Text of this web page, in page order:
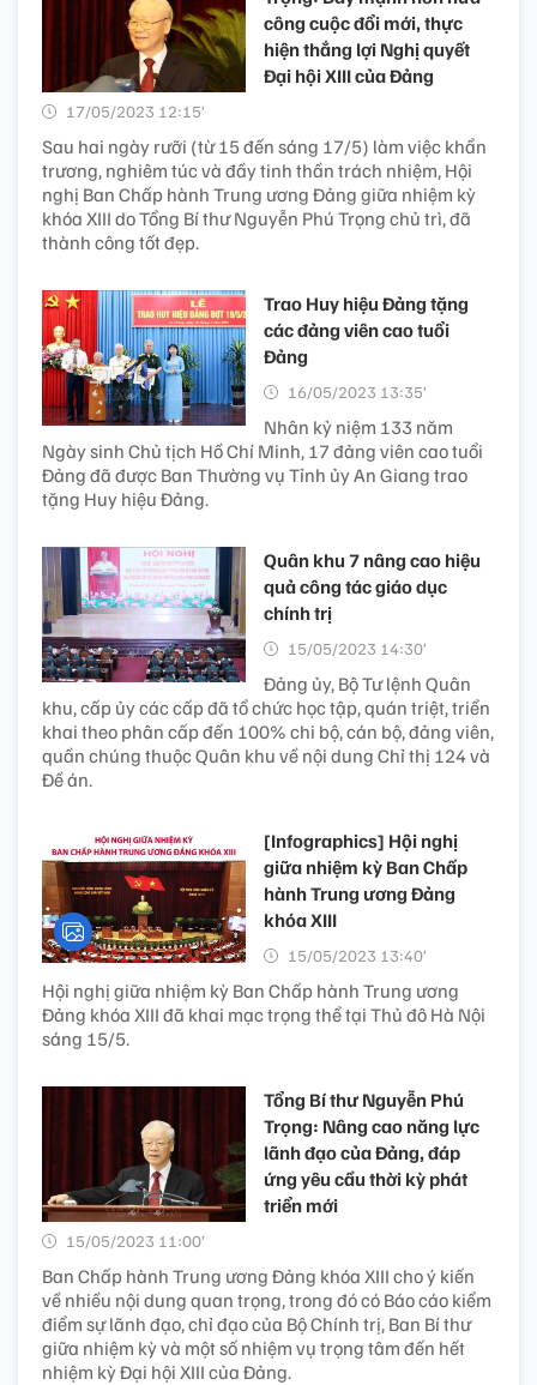
công cuộc đổi mới, thực
hiện thắng lợi Nghị quyết
Đại hội XIII của Đảng
17/05/2023 12:15’
Sau hai ngày rưỡi (từ 15 đến sáng 17/5) làm việc khẩn
trương, nghiêm túc và đầy tinh thần trách nhiệm, Hội
nghị Ban Chấp hành Trung ương Đảng giữa nhiệm kỳ
khóa XIII do Tổng Bí thư Nguyễn Phú Trọng chủ trì, đã
thành công tốt đẹp.
Trao Huy hiệu Đảng tặng
các đảng viên cao tuổi
Đảng
16/05/2023 13:35’
Nhân kỷ niệm 133 năm
Ngày sinh Chủ tịch Hồ Chí Minh, 17 đảng viên cao tuổi
Đảng đã được Ban Thường vụ Tỉnh ủy An Giang trao
tặng Huy hiệu Đảng.
Quân khu 7 nâng cao hiệu
quả công tác giáo dục
chính trị
15/05/2023 14:30’
Đảng ủy, Bộ Tư lệnh Quân
khu, cấp ủy các cấp đã tổ chức học tập, quán triệt, triển
khai theo phân cấp đến 100% chi bộ, cán bộ, đảng viên,
quần chúng thuộc Quân khu về nội dung Chỉ thị 124 và
Đề án.
[Infographics] Hội nghị
giữa nhiệm kỳ Ban Chấp
hành Trung ương Đảng
khóa XIII
15/05/2023 13:40’
Hội nghị giữa nhiệm kỳ Ban Chấp hành Trung ương
Đảng khóa XIII đã khai mạc trọng thể tại Thủ đô Hà Nội
sáng 15/5.
Tổng Bí thư Nguyễn Phú
Trọng: Nâng cao năng lực
lãnh đạo của Đảng, đáp
ứng yêu cầu thời kỳ phát
triển mới
15/05/2023 11:00’
Ban Chấp hành Trung ương Đảng khóa XIII cho ý kiến
về nhiều nội dung quan trọng, trong đó có Báo cáo kiểm
điểm sự lãnh đạo, chỉ đạo của Bộ Chính trị, Ban Bí thư
giữa nhiệm kỳ và một số nhiệm vụ trọng tâm đến hết
nhiệm kỳ Đại hội XIII của Đảng.